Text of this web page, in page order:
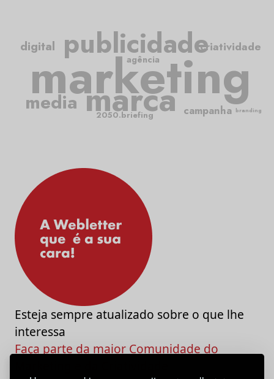
marketing
publicidade
marca
criatividade
campanha
media
agência
digital
2050.briefing branding
Esteja sempre atualizado sobre o que lhe
interessa
Faça parte da maior Comunidade do